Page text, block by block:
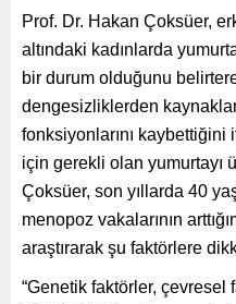
Prof. Dr. Hakan Çoksüer,
altındaki kadınlarda
bir durum olduğunu
dengesizliklerden
fonksiyonlarını
için gerekli olan yumurtayı
Çoksüer, son yıllarda 40
menopoz vakalarının
araştırarak şu faktörlere
“Genetik faktörler, çevresel